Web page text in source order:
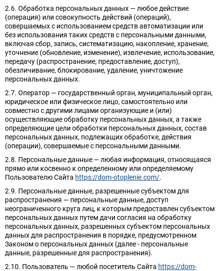
2.6. Обработка персональных данных — любое действие
(операция) или совокупность действий (операций),
совершаемых с использованием средств автоматизации или
без использования таких средств с персональными данными,
включая сбор, запись, систематизацию, накопление, хранение,
уточнение (обновление, изменение), извлечение, использование,
передачу (распространение, предоставление, доступ),
обезличивание, блокирование, удаление, уничтожение
персональных данных.
2.7. Оператор — государственный орган, муниципальный орган,
юридическое или физическое лицо, самостоятельно или
совместно с другими лицами организующие и (или)
осуществляющие обработку персональных данных, а также
определяющие цели обработки персональных данных, состав
персональных данных, подлежащих обработке, действия
(операции), совершаемые с персональными данными.
2.8. Персональные данные — любая информация, относящаяся
прямо или косвенно к определенному или определяемому
Пользователю Сайта https://dom-otoplenie.com/.
2.9. Персональные данные, разрешенные субъектом для
распространения — персональные данные, доступ
неограниченного круга лиц, к которым предоставлен субъектом
персональных данных путем дачи согласия на обработку
персональных данных, разрешенных субъектом персональных
данных для распространения в порядке, предусмотренном
Законом о персональных данных (далее - персональные
данные, разрешенные для распространения).
2.10. Пользователь — любой посетитель Сайта https://dom-